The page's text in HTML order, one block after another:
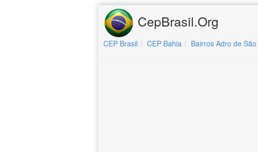
CepBrasil.Org
CEP Brasil CEP Bahia Bairros Adro de